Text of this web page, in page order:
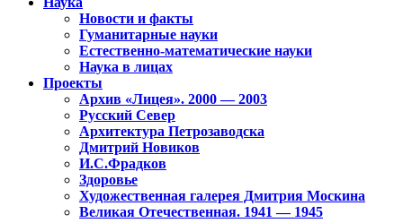
Новости и факты
Гуманитарные науки
Естественно-математические науки
Наука в лицах
Проекты
Архив «Лицея». 2000 — 2003
Русский Север
Архитектура Петрозаводска
Дмитрий Новиков
И.С.Фрадков
Здоровье
Художественная галерея Дмитрия Москина
Великая Отечественная. 1941 — 1945